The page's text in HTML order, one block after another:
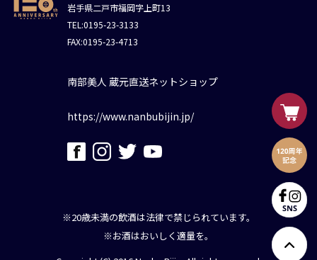
岩手県二戸市福岡字上町13
TEL:0195-23-3133
FAX:0195-23-4713
南部美人 蔵元直送ネットショップ
https://www.nanbubijin.jp/
※20歳未満の飲酒は法律で禁じられています。
※お酒はおいしく適量を。